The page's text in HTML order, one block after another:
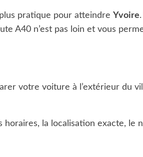
pratique pour atteindre Yvoire
A40 n’est pas loin et vous
votre voiture à l’extérieur du
horaires, la localisation exacte, le